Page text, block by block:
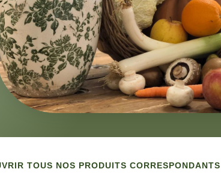
TOUS NOS PRODUITS CORRESPONDANTS